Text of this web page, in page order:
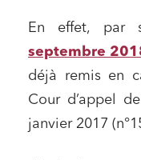
En effet, par
septembre
déjà remis en
Cour d’appel
janvier 2017